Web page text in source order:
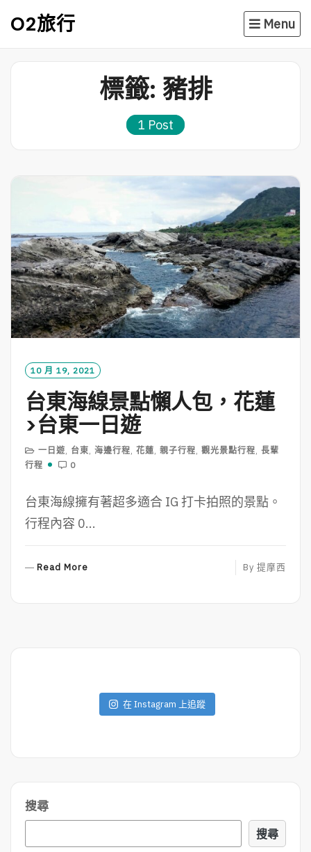
O2旅行 Menu
標籤: 豬排
1 Post
10 月 19, 2021
台東海線景點懶人包，花蓮
>台東一日遊
一日遊 台東 海邊行程 花蓮 親子行程 觀光景點行程 長輩
行程
0
台東海線擁有著超多適合 IG 打卡拍照的景點。
行程內容 0...
Read More By 提摩西
在 Instagram 上追蹤
搜尋
搜尋